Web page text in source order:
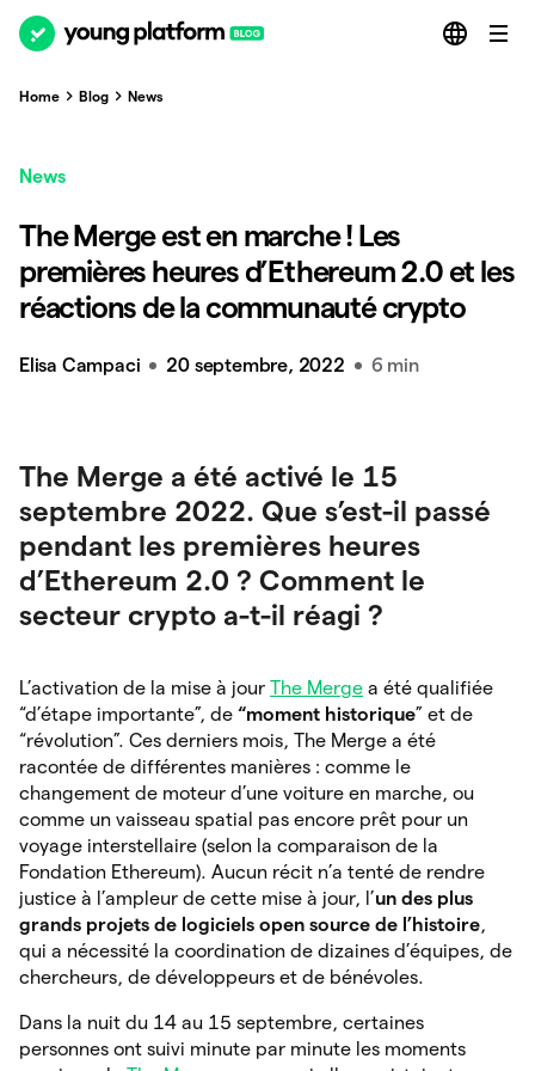
Home Blog News
News
The Merge est en marche ! Les
premières heures d’Ethereum 2.0 et les
réactions de la communauté crypto
Elisa Campaci 20 septembre, 2022 6 min
The Merge a été activé le 15
septembre 2022. Que s’est-il passé
pendant les premières heures
d’Ethereum 2.0 ? Comment le
secteur crypto a-t-il réagi ?
L’activation de la mise à jour The Merge a été qualifiée
“d’étape importante”, de “moment historique” et de
“révolution”. Ces derniers mois, The Merge a été
racontée de différentes manières : comme le
changement de moteur d’une voiture en marche, ou
comme un vaisseau spatial pas encore prêt pour un
voyage interstellaire (selon la comparaison de la
Fondation Ethereum). Aucun récit n’a tenté de rendre
justice à l’ampleur de cette mise à jour, l’un des plus
grands projets de logiciels open source de l’histoire,
qui a nécessité la coordination de dizaines d’équipes, de
chercheurs, de développeurs et de bénévoles.
Dans la nuit du 14 au 15 septembre, certaines
personnes ont suivi minute par minute les moments